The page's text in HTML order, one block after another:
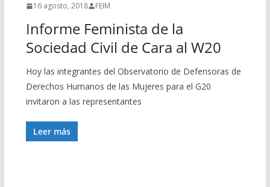
16 agosto, 2018 FEIM
Informe Feminista de la
Sociedad Civil de Cara al W20
Hoy las integrantes del Observatorio de Defensoras de
Derechos Humanos de las Mujeres para el G20
invitaron a las representantes
Leer más